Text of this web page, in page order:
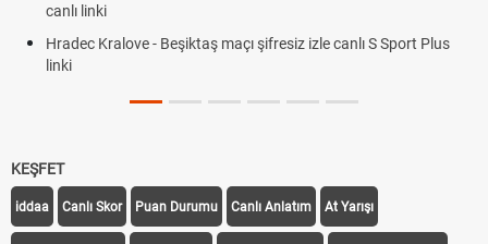
canlı linki
Hradec Kralove - Beşiktaş maçı şifresiz izle canlı S Sport Plus
linki
KEŞFET
iddaa Canlı Skor Puan Durumu Canlı Anlatım At Yarışı